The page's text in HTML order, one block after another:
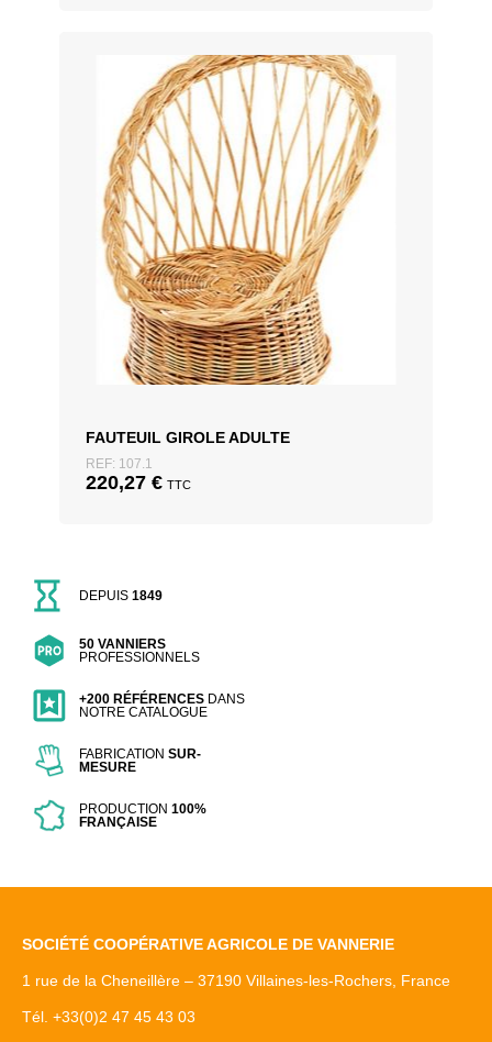
FAUTEUIL GIROLE ADULTE
REF: 107.1
220,27 € TTC
DEPUIS1849
50 VANNIERS
PROFESSIONNELS
+200 RÉFÉRENCES DANS
NOTRE CATALOGUE
FABRICATIONSUR-
MESURE
PRODUCTION100%
FRANÇAISE
SOCIÉTÉ COOPÉRATIVE AGRICOLE DE VANNERIE
1 rue de la Cheneillère – 37190 Villaines-les-Rochers, France
Tél. +33(0)2 47 45 43 03